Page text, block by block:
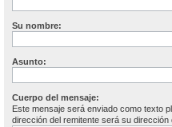
Su nombre:
Asunto:
Cuerpo del mensaje:
Este mensaje será enviado como texto
dirección del remitente será su dirección